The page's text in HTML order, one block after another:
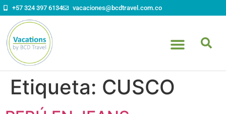
contenido
+57 324 397 6134 vacaciones@bcdtravel.com.co
Etiqueta: CUSCO